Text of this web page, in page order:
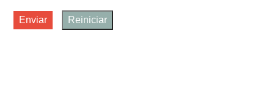
Enviar Reiniciar